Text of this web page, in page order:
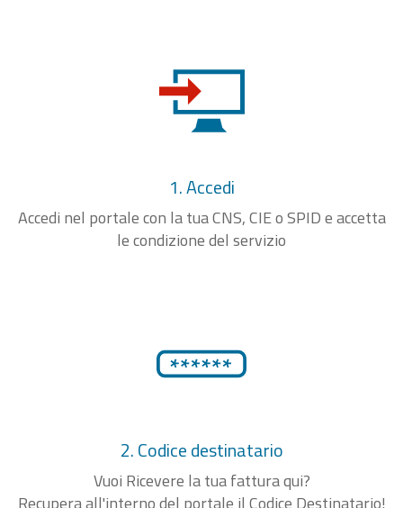
1. Accedi
Accedi nel portale con la tua CNS, CIE o SPID e accetta
le condizione del servizio
2. Codice destinatario
Vuoi Ricevere la tua fattura qui?
Recupera all'interno del portale il Codice Destinatario!